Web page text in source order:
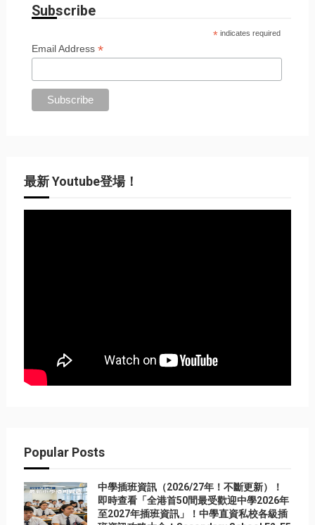
Subscribe
* indicates required
Email Address*
最新 Youtube登場！
Popular Posts
中學插班資訊（2026/27年！不斷更新）！
即時查看「全港首50間最受歡迎中學2026年
至2027年插班資訊」！中學直資私校各級插